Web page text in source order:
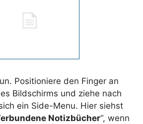
Positioniere den Finger an
Bildschirms und ziehe nach
ein Side-Menu. Hier siehst
Notizbücher“, wenn